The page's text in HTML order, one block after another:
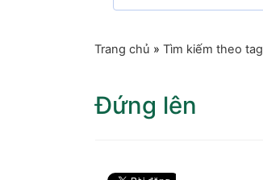
Trang chủ » Tìm kiếm theo tag
Đứng lên